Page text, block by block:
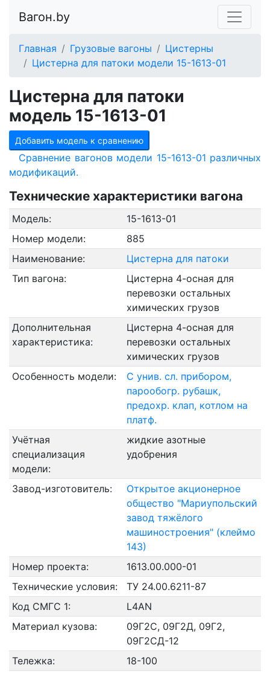
Вагон.by
Главная Грузовые вагоны
Цистерны
Цистерна для патоки модели 15-1613-01
Цистерна для патоки
модель 15-1613-01
Добавить модель к сравнению
Сравнение вагонов модели 15-1613-01 различных
модификаций.
Технические характеристики вагона
Модель:
15-1613-01
Номер модели:
885
Наименование:
Цистерна для патоки
Тип вагона:
Цистерна 4-осная для
перевозки остальных
химических грузов
Дополнительная
характеристика:
Цистерна 4-осная для
перевозки остальных
химических грузов
Особенность модели:
С унив. сл. прибором,
парообогр. рубашк,
предохр. клап, котлом на
платф.
Учётная
специализация
модели:
жидкие азотные
удобрения
Завод-изготовитель:
Открытое акционерное
общество "Мариупольский
завод тяжёлого
машиностроения" (клеймо
143)
Номер проекта:
1613.00.000-01
Технические условия:
ТУ 24.00.6211-87
Код СМГС 1:
L4AN
Материал кузова:
09Г2С, 09Г2Д, 09Г2,
09Г2СД-12
Тележка:
18-100